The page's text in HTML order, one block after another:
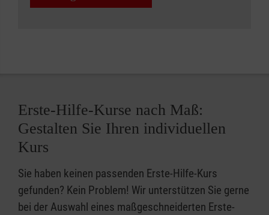
Erste-Hilfe-Kurse nach Maß:
Gestalten Sie Ihren individuellen
Kurs
Sie haben keinen passenden Erste-Hilfe-Kurs
gefunden? Kein Problem! Wir unterstützen Sie gerne
bei der Auswahl eines maßgeschneiderten Erste-